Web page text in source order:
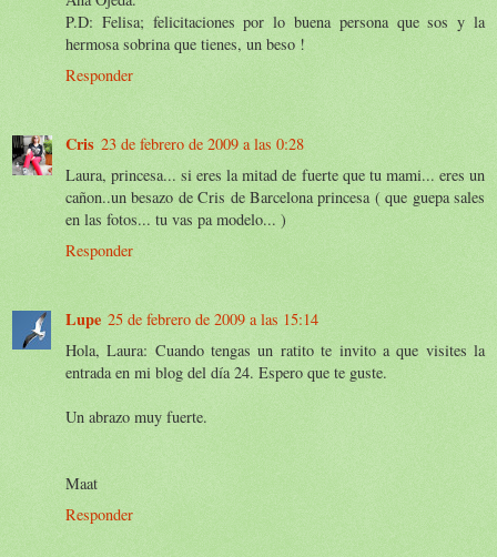
P.D: Felisa; felicitaciones por lo buena persona que sos y la
hermosa sobrina que tienes, un beso !
Responder
Cris 23 de febrero de 2009 a las 0:28
Laura, princesa... si eres la mitad de fuerte que tu mami... eres un
cañon..un besazo de Cris de Barcelona princesa ( que guepa sales
en las fotos... tu vas pa modelo... )
Responder
Lupe 25 de febrero de 2009 a las 15:14
Hola, Laura: Cuando tengas un ratito te invito a que visites la
entrada en mi blog del día 24. Espero que te guste.
Un abrazo muy fuerte.
Maat
Responder